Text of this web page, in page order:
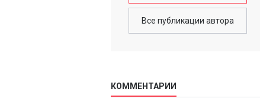
Все публикации автора
КОММЕНТАРИИ